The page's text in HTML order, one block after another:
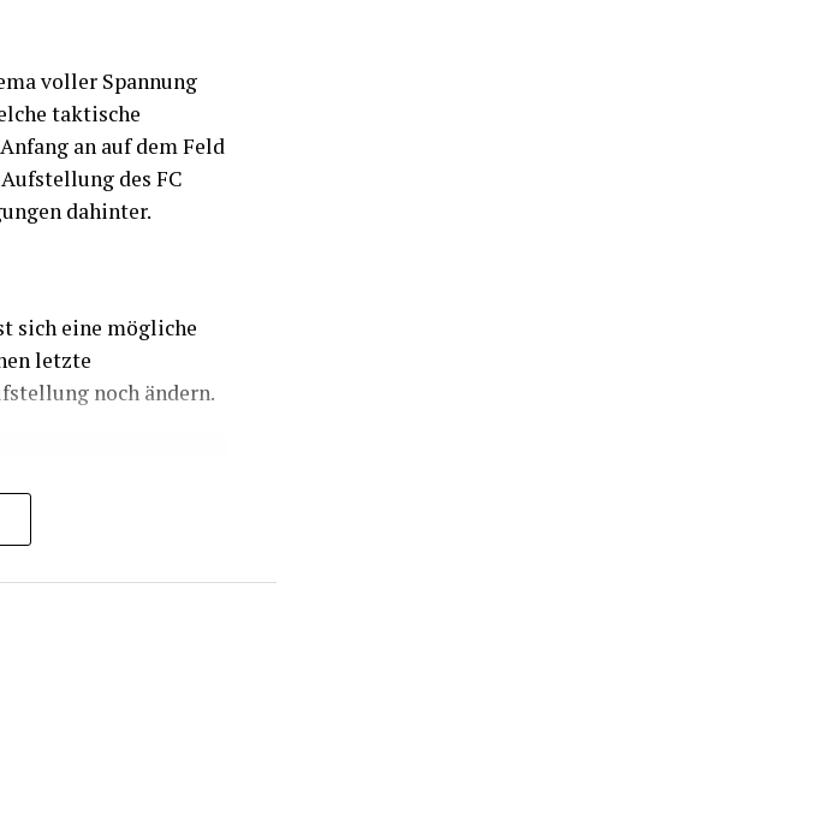
voller Spannung
taktische
an auf dem Feld
des FC
dahinter.
sich eine mögliche
letzte
noch ändern.
der Spieler,
des Gegners
auf Ballbesitz als